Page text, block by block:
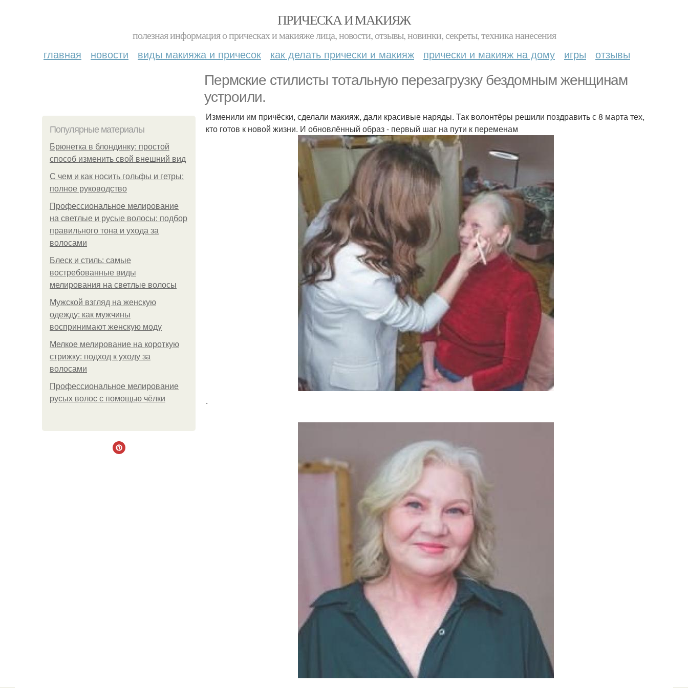
ПРИЧЕСКА И МАКИЯЖ
полезная информация о прическах и макияже лица, новости, отзывы, новинки, секреты, техника нанесения
главная новости виды макияжа и причесок как делать прически и макияж прически и макияж на дому игры отзывы
Пермские стилисты тотальную перезагрузку бездомным женщинам
устроили.
Популярные материалы
Брюнетка в блондинку: простой
способ изменить свой внешний вид
С чем и как носить гольфы и гетры:
полное руководство
Профессиональное мелирование
на светлые и русые волосы: подбор
правильного тона и ухода за
волосами
Блеск и стиль: самые
востребованные виды
мелирования на светлые волосы
Мужской взгляд на женскую
одежду: как мужчины
воспринимают женскую моду
Мелкое мелирование на короткую
стрижку: подход к уходу за
волосами
Профессиональное мелирование
русых волос с помощью чёлки
Изменили им причёски, сделали макияж, дали красивые наряды. Так волонтёры решили поздравить с 8 марта тех,
кто готов к новой жизни. И обновлённый образ - первый шаг на пути к переменам
.